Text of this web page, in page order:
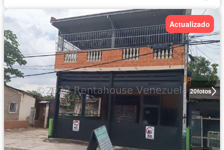
20fotos
Actualizado